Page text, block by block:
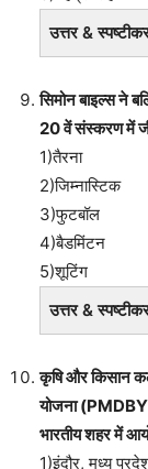
उत्तर &
सिमोन बाइल्स ने
20 वें संस्करण में
1)तैरना
2)जिम्नास्टिक
3)फुटबॉल
4)बैडमिंटन
5)शूटिंग
उत्तर &
कृषि और किसान
योजना (PMDBY)
भारतीय शहर में
1)इंदौर, मध्य